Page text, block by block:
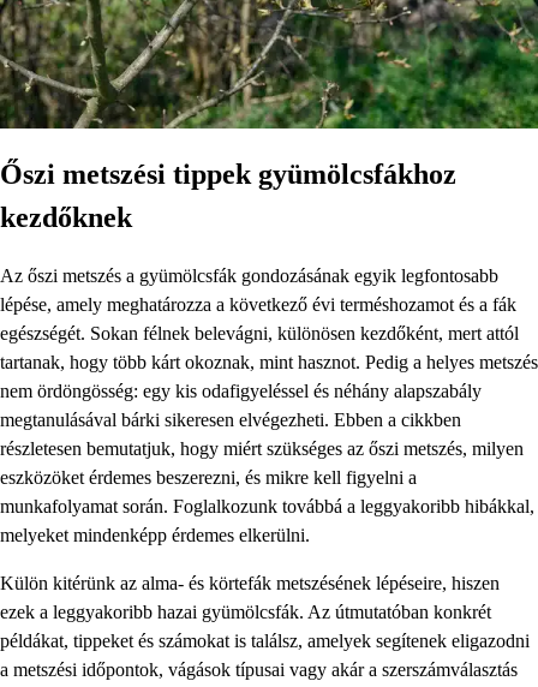
Őszi metszési tippek gyümölcsfákhoz
kezdőknek
Az őszi metszés a gyümölcsfák gondozásának egyik legfontosabb
lépése, amely meghatározza a következő évi terméshozamot és a fák
egészségét. Sokan félnek belevágni, különösen kezdőként, mert attól
tartanak, hogy több kárt okoznak, mint hasznot. Pedig a helyes metszés
nem ördöngösség: egy kis odafigyeléssel és néhány alapszabály
megtanulásával bárki sikeresen elvégezheti. Ebben a cikkben
részletesen bemutatjuk, hogy miért szükséges az őszi metszés, milyen
eszközöket érdemes beszerezni, és mikre kell figyelni a
munkafolyamat során. Foglalkozunk továbbá a leggyakoribb hibákkal,
melyeket mindenképp érdemes elkerülni.
Külön kitérünk az alma- és körtefák metszésének lépéseire, hiszen
ezek a leggyakoribb hazai gyümölcsfák. Az útmutatóban konkrét
példákat, tippeket és számokat is találsz, amelyek segítenek eligazodni
a metszési időpontok, vágások típusai vagy akár a szerszámválasztás